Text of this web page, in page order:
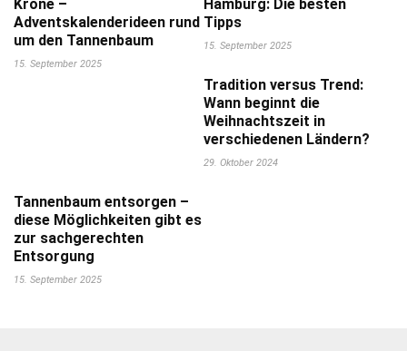
Krone –
Adventskalenderideen rund
um den Tannenbaum
15. September 2025
Hamburg: Die besten
Tipps
15. September 2025
Tradition versus Trend:
Wann beginnt die
Weihnachtszeit in
verschiedenen Ländern?
29. Oktober 2024
Tannenbaum entsorgen –
diese Möglichkeiten gibt es
zur sachgerechten
Entsorgung
15. September 2025